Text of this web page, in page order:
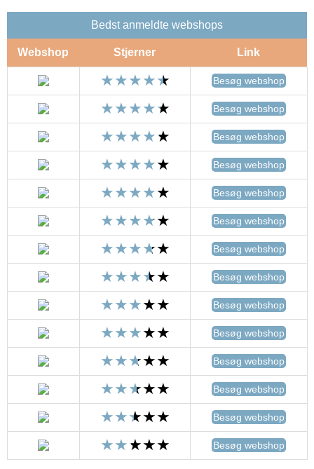
Bedst anmeldte webshops
Webshop Stjerner Link
Besøg webshop
Besøg webshop
Besøg webshop
Besøg webshop
Besøg webshop
Besøg webshop
Besøg webshop
Besøg webshop
Besøg webshop
Besøg webshop
Besøg webshop
Besøg webshop
Besøg webshop
Besøg webshop